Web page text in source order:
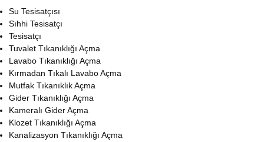
Su Tesisatçısı
Sıhhi Tesisatçı
Tesisatçı
Tuvalet Tıkanıklığı Açma
Lavabo Tıkanıklığı Açma
Kırmadan Tıkalı Lavabo Açma
Mutfak Tıkanıklık Açma
Gider Tıkanıklığı Açma
Kameralı Gider Açma
Klozet Tıkanıklığı Açma
Kanalizasyon Tıkanıklığı Açma